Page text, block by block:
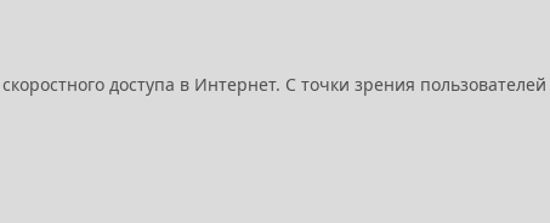
доступа в Интернет. С точки зрения пользователей